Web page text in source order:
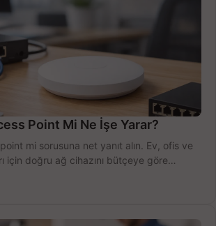
Point Mi Ne İşe Yarar?
mi sorusuna net yanıt alın. Ev, ofis ve
için doğru ağ cihazını bütçeye göre